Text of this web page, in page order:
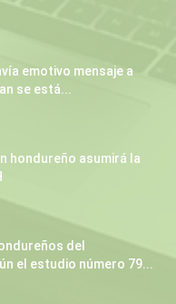
emotivo mensaje a
se está...
hondureño asumirá la
del
el estudio número 79...